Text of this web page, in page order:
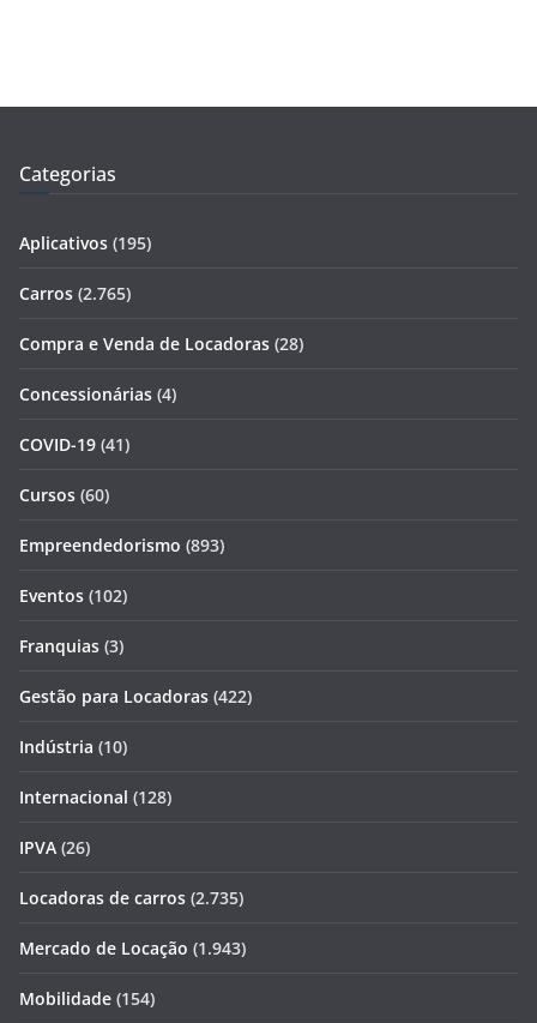
Categorias
Aplicativos (195)
Carros (2.765)
Compra e Venda de Locadoras (28)
Concessionárias (4)
COVID-19 (41)
Cursos (60)
Empreendedorismo (893)
Eventos (102)
Franquias (3)
Gestão para Locadoras (422)
Indústria (10)
Internacional (128)
IPVA (26)
Locadoras de carros (2.735)
Mercado de Locação (1.943)
Mobilidade (154)